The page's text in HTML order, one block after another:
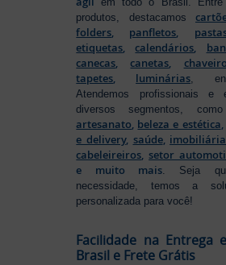
produtos, destacamos
folders, panfletos,
etiquetas,calendários,
canecas,canetas,
tapetes, luminárias,
Atendemos profissionais e
diversos segmentos,
artesanato, beleza e estética,
e delivery, saúde,
cabeleireiros, setor
e muito mais. Seja
necessidade, temos a
personalizada para você!
Facilidade na Entrega
Brasil e Frete Grátis